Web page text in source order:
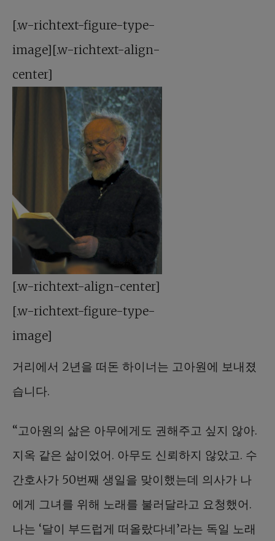
[.w-richtext-figure-type-
image][.w-richtext-align-
center]
[.w-richtext-align-center]
[.w-richtext-figure-type-
image]
거리에서 2년을 떠돈 하이너는 고아원에 보내졌
습니다.
“고아원의 삶은 아무에게도 권해주고 싶지 않아.
지옥 같은 삶이었어. 아무도 신뢰하지 않았고. 수
간호사가 50번째 생일을 맞이했는데 의사가 나
에게 그녀를 위해 노래를 불러달라고 요청했어.
나는 ‘달이 부드럽게 떠올랐다네’라는 독일 노래